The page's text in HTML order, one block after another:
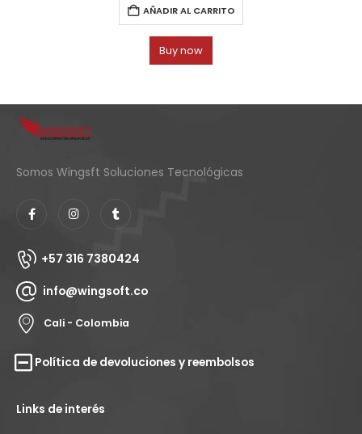
AÑADIR AL CARRITO
Buy now
Somos Wingsft Soluciones Tecnológicas
+57 316 7380424
info@wingsoft.co
Cali - Colombia
Política de devoluciones y reembolsos
Links de interés